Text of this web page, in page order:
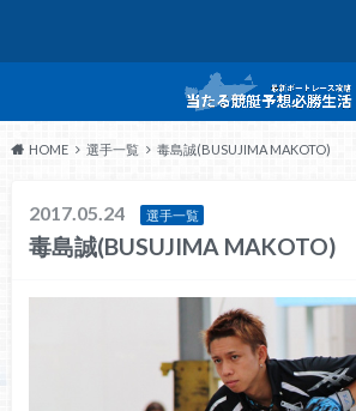
HOME 選手一覧 毒島誠(BUSUJIMA MAKOTO)
2017.05.24 選手一覧
毒島誠(BUSUJIMA MAKOTO)